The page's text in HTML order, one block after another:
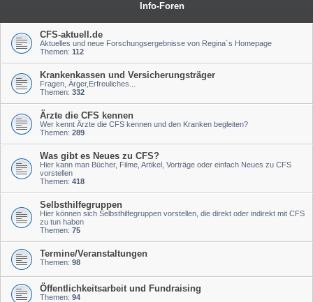
Info-Foren
CFS-aktuell.de
Aktuelles und neue Forschungsergebnisse von Regina´s Homepage
Themen: 112
Krankenkassen und Versicherungsträger
Fragen, Ärger,Erfreuliches...
Themen: 332
Ärzte die CFS kennen
Wer kennt Ärzte die CFS kennen und den Kranken begleiten?
Themen: 289
Was gibt es Neues zu CFS?
Hier kann man Bücher, Filme, Artikel, Vorträge oder einfach Neues zu CFS
vorstellen
Themen: 418
Selbsthilfegruppen
Hier können sich Selbsthilfegruppen vorstellen, die direkt oder indirekt mit CFS
zu tun haben
Themen: 75
Termine/Veranstaltungen
Themen: 98
Öffentlichkeitsarbeit und Fundraising
Themen: 94